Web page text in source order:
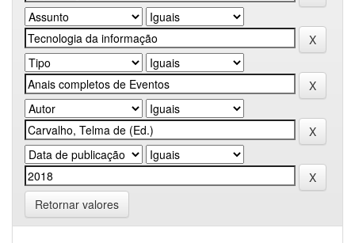
Retornar valores